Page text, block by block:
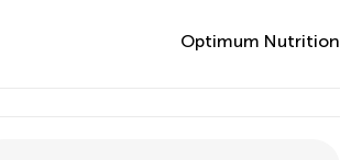
Optimum Nutrition